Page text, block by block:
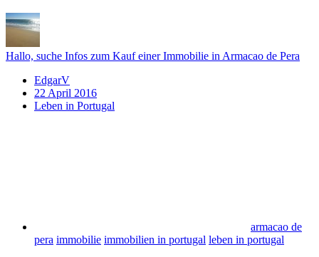
Hallo, suche Infos zum Kauf einer Immobilie in Armacao de Pera
EdgarV
22 April 2016
Leben in Portugal
armacao de
pera immobilie immobilien in portugal leben in portugal